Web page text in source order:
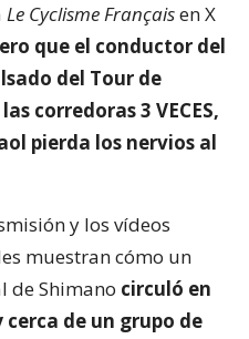
Le Cyclisme Françaisen X
que el conductor del
del Tour de
corredoras 3 VECES,
pierda los nervios al
y los vídeos
muestran cómo un
de Shimano circuló en
de un grupo de